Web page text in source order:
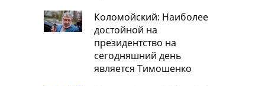
Коломойский: Наиболее
достойной на
президентство на
сегодняшний день
является Тимошенко